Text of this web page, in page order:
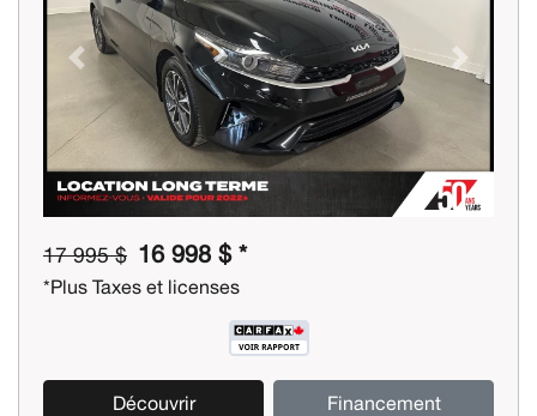
Previous Next
17 995 $ 16 998 $ *
*Plus Taxes et licenses
Découvrir Financement